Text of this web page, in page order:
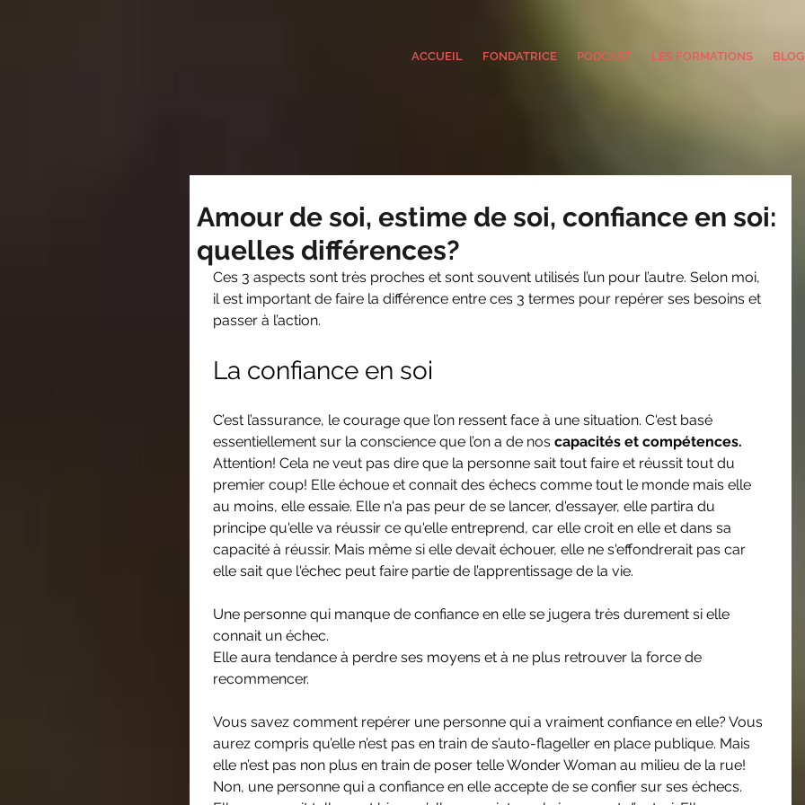
ACCUEIL FONDATRICE PODCAST LES FORMATIONS BLOG
Amour de soi, estime de soi, confiance en soi:
quelles différences?
Ces 3 aspects sont très proches et sont souvent utilisés l’un pour l’autre. Selon moi,
il est important de faire la différence entre ces 3 termes pour repérer ses besoins et
passer à l’action.
La confiance en soi
C’est l’assurance, le courage que l’on ressent face à une situation. C'est basé
essentiellement sur la conscience que l’on a de nos capacités et compétences.
Attention! Cela ne veut pas dire que la personne sait tout faire et réussit tout du
premier coup! Elle échoue et connait des échecs comme tout le monde mais elle
au moins, elle essaie. Elle n'a pas peur de se lancer, d'essayer, elle partira du
principe qu'elle va réussir ce qu'elle entreprend, car elle croit en elle et dans sa
capacité à réussir. Mais même si elle devait échouer, elle ne s'effondrerait pas car
elle sait que l'échec peut faire partie de l’apprentissage de la vie.
Une personne qui manque de confiance en elle se jugera très durement si elle
connait un échec.
Elle aura tendance à perdre ses moyens et à ne plus retrouver la force de
recommencer.
Vous savez comment repérer une personne qui a vraiment confiance en elle? Vous
aurez compris qu’elle n’est pas en train de s’auto-flageller en place publique. Mais
elle n’est pas non plus en train de poser telle Wonder Woman au milieu de la rue!
Non, une personne qui a confiance en elle accepte de se confier sur ses échecs.